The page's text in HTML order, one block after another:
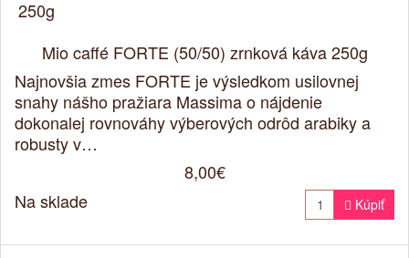
Mio caffé FORTE (50/50) zrnková káva 250g
Najnovšia zmes FORTE je výsledkom usilovnej
snahy nášho pražiara Massima o nájdenie
dokonalej rovnováhy výberových odrôd arabiky a
robusty v…
8,00€
Na sklade
 Kúpiť